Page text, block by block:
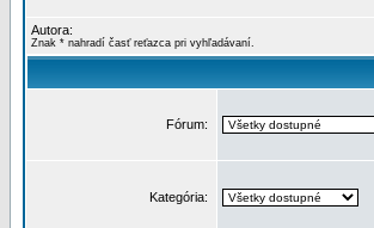
Autora:
Znak * nahradí časť reťazca pri vyhľadávaní.
Fórum:
Kategória: